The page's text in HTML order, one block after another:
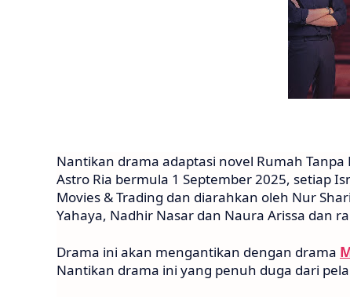
Nantikan drama adaptasi novel Rumah
Astro Ria bermula 1 September 2025, setiap
Movies & Trading dan diarahkan oleh Nur
Yahaya, Nadhir Nasar dan Naura Arissa dan
Drama ini akan mengantikan dengan drama
Nantikan drama ini yang penuh duga dari